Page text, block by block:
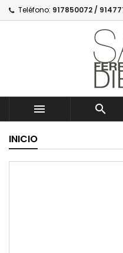
Teléfono: 917850072 /
 
INICIO